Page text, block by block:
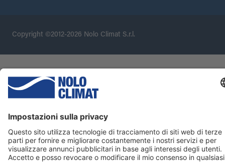
Copyright ©2012-2026 Nolo Climat S.r.l.